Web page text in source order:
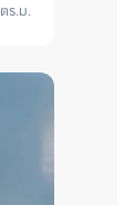
ตร.ม.